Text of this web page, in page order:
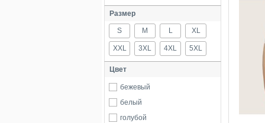
Размер
S M L XL
XXL 3XL 4XL 5XL
Цвет
бежевый
белый
голубой